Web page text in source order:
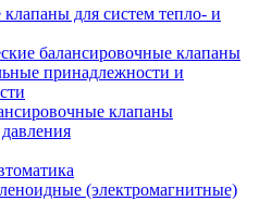
для систем тепло- и
балансировочные клапаны
принадлежности и
клапаны
(электромагнитные)